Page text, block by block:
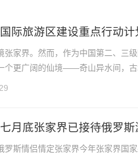
际旅游区建设重点行动计
张家界。然而，作为中国第二、三
个更广阔的仙境——奇山异水间，古
月底张家界已接待俄罗斯
罗斯情侣情定张家界今年张家界国